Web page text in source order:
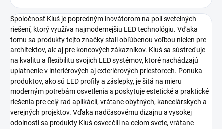
Spoločnosť Kluś je popredným inovátorom na poli svetelných
riešení, ktorý využíva najmodernejšiu LED technológiu. Vďaka
tomu sa produkty tejto značky stali obľúbenou voľbou nielen pre
architektov, ale aj pre koncových zákazníkov. Kluś sa sústreďuje
na kvalitu a flexibilitu svojich LED systémov, ktoré nachádzajú
uplatnenie v interiérových aj exteriérových priestoroch. Ponuka
produktov, ako sú LED profily a záslepky, je šitá na mieru
moderným potrebám osvetlenia a poskytuje estetické a praktické
riešenia pre celý rad aplikácií, vrátane obytných, kancelárskych a
verejných projektov. Vďaka nadčasovému dizajnu a vysokej
odolnosti sa produkty Kluś osvedčili na celom svete, vrátane